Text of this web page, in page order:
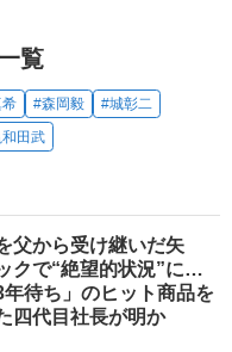
覧
#森岡毅
#城彰二
田武
父から受け継いだ矢
クで“絶望的状況”に…
待ち」のヒット商品を
四代目社長が明か